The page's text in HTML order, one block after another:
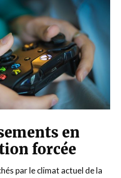
en
forcée
par le climat actuel de la